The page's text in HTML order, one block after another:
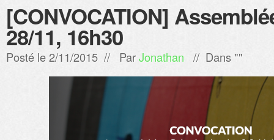
[CONVOCATION]
28/11, 16h30
Posté le 2/11/2015 // ParJonathan // Dans ""